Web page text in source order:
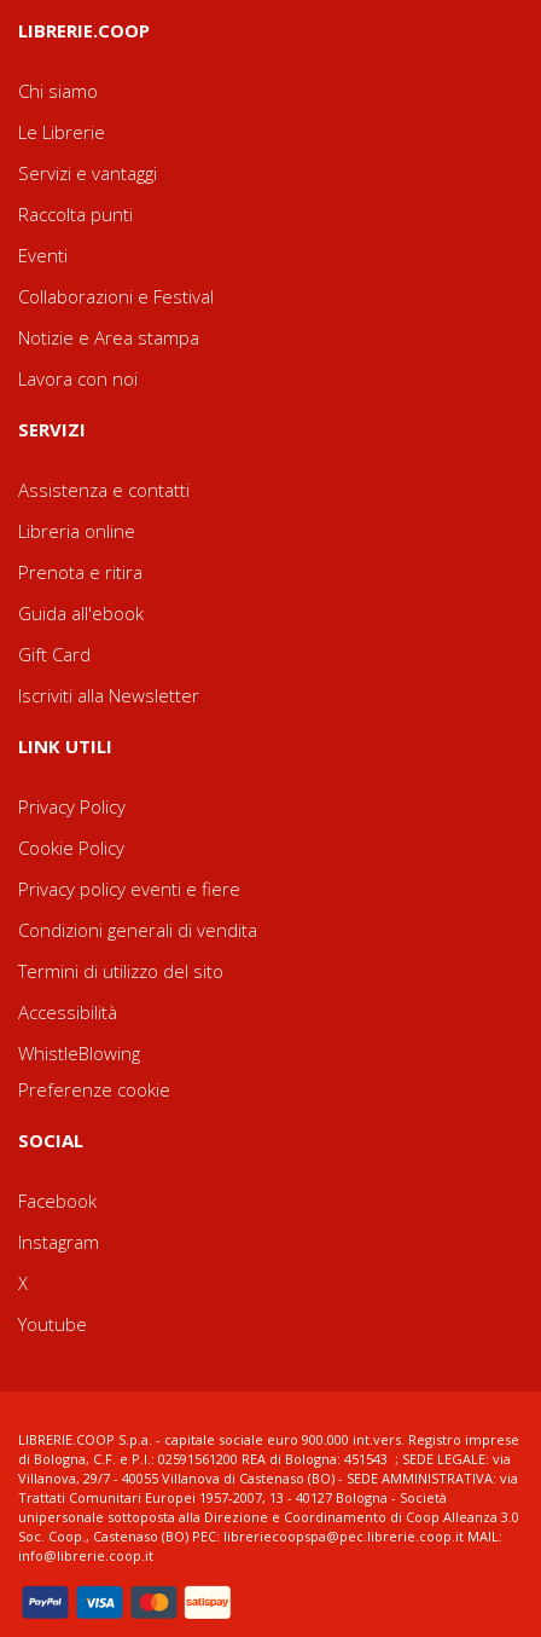
LIBRERIE.COOP
Chi siamo
Le Librerie
Servizi e vantaggi
Raccolta punti
Eventi
Collaborazioni e Festival
Notizie e Area stampa
Lavora con noi
SERVIZI
Assistenza e contatti
Libreria online
Prenota e ritira
Guida all'ebook
Gift Card
Iscriviti alla Newsletter
LINK UTILI
Privacy Policy
Cookie Policy
Privacy policy eventi e fiere
Condizioni generali di vendita
Termini di utilizzo del sito
Accessibilità
WhistleBlowing
Preferenze cookie
SOCIAL
Facebook
Instagram
X
Youtube
LIBRERIE.COOP S.p.a. - capitale sociale euro 900.000 int.vers. Registro imprese
di Bologna, C.F. e P.I.: 02591561200 REA di Bologna: 451543 ; SEDE LEGALE: via
Villanova, 29/7 - 40055 Villanova di Castenaso (BO) - SEDE AMMINISTRATIVA: via
Trattati Comunitari Europei 1957-2007, 13 - 40127 Bologna - Società
unipersonale sottoposta alla Direzione e Coordinamento di Coop Alleanza 3.0
Soc. Coop., Castenaso (BO) PEC: libreriecoopspa@pec.librerie.coop.it MAIL:
info@librerie.coop.it